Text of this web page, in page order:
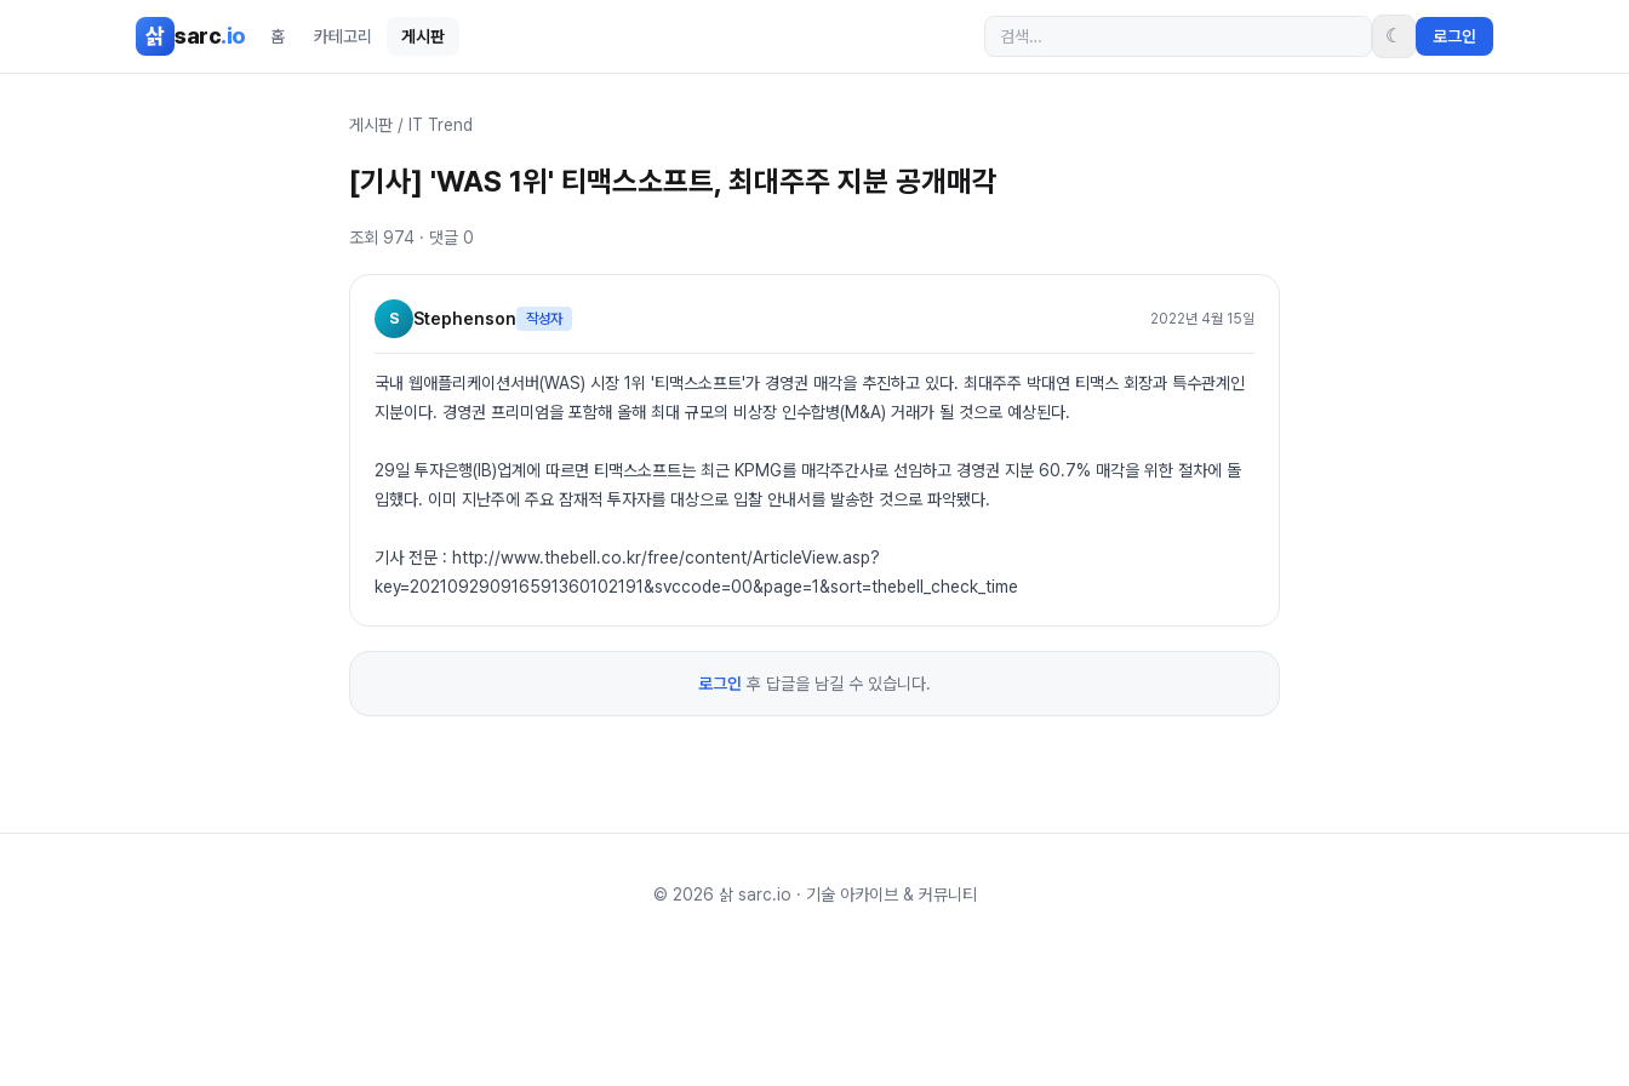
삵 sarc.io 홈 카테고리 게시판 ☾ 로그인
게시판 / IT Trend
[기사] 'WAS 1위' 티맥스소프트, 최대주주 지분 공개매각
조회 974 · 댓글 0
S Stephenson 작성자 2022년 4월 15일
국내 웹애플리케이션서버(WAS) 시장 1위 '티맥스소프트'가 경영권 매각을 추진하고 있다. 최대주주 박대연 티맥스 회장과 특수관계인
지분이다. 경영권 프리미엄을 포함해 올해 최대 규모의 비상장 인수합병(M&A) 거래가 될 것으로 예상된다.
29일 투자은행(IB)업계에 따르면 티맥스소프트는 최근 KPMG를 매각주간사로 선임하고 경영권 지분 60.7% 매각을 위한 절차에 돌
입했다. 이미 지난주에 주요 잠재적 투자자를 대상으로 입찰 안내서를 발송한 것으로 파악됐다.
기사 전문 : http://www.thebell.co.kr/free/content/ArticleView.asp?
key=202109290916591360102191&svccode=00&page=1&sort=thebell_check_time
로그인 후 답글을 남길 수 있습니다.
© 2026 삵 sarc.io · 기술 아카이브 & 커뮤니티